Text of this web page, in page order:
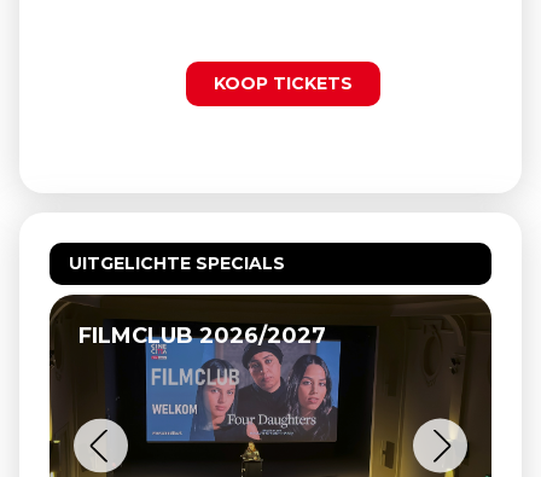
KOOP TICKETS
UITGELICHTE SPECIALS
RK VEULPOEPERS BV, DE HIPPIES
VAN BEEK